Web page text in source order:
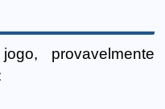
provavelmente